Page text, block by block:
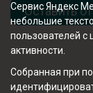
Оставить
Сервис Яндекс
небольшие
пользователей с
активности.
Собранная при